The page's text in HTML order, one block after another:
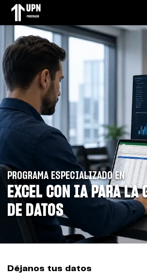
Pasar
contenido
principal
PROGRAMA ESPECIALIZADO EN
EXCEL CON IA PARA LA
DE DATOS
Déjanos tus datos